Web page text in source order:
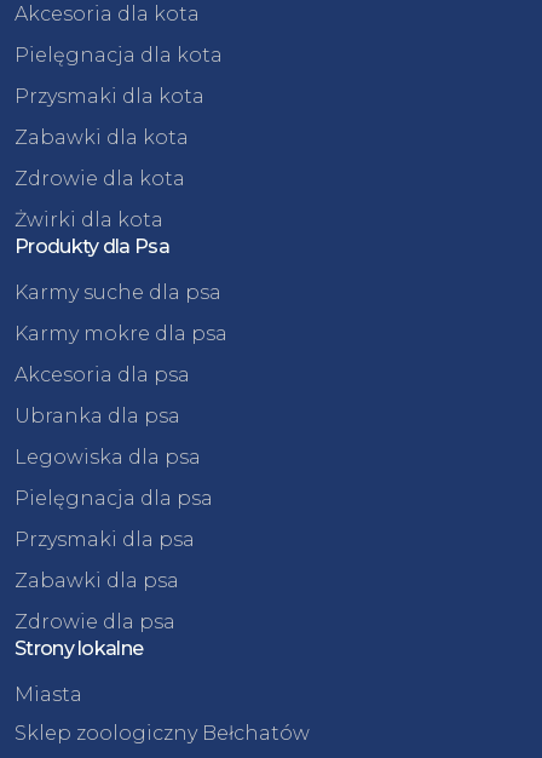
Akcesoria dla kota
Pielęgnacja dla kota
Przysmaki dla kota
Zabawki dla kota
Zdrowie dla kota
Żwirki dla kota
Produkty dla Psa
Karmy suche dla psa
Karmy mokre dla psa
Akcesoria dla psa
Ubranka dla psa
Legowiska dla psa
Pielęgnacja dla psa
Przysmaki dla psa
Zabawki dla psa
Zdrowie dla psa
Strony lokalne
Miasta
Sklep zoologiczny Bełchatów